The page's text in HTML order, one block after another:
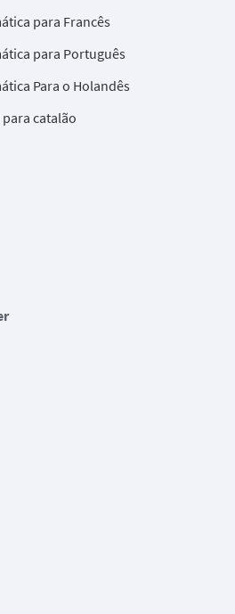
para Francês
para Português
Para o Holandês
catalão